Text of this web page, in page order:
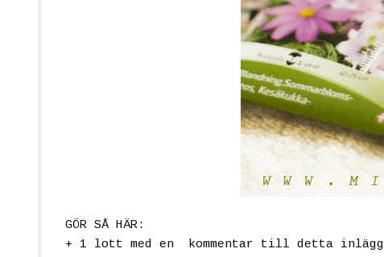
GÖR SÅ HÄR:
+ 1 lott med en kommentar till detta inlägg